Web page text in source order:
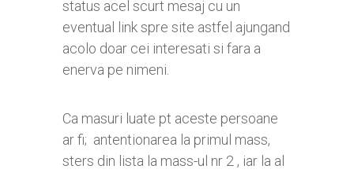
status acel scurt mesaj cu un
eventual link spre site astfel ajungand
acolo doar cei interesati si fara a
enerva pe nimeni.
Ca masuri luate pt aceste persoane
ar fi; antentionarea la primul mass,
sters din lista la mass-ul nr 2 , iar la al